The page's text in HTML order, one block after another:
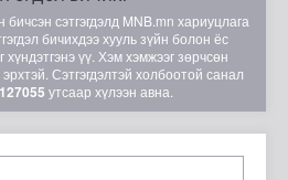
сэтгэгдэлд MNB.mn хариуцлага
бичихдээ хууль зүйн болон ёс
үү. Хэм хэмжээг зөрчсөн
эрхтэй. Сэтгэгдэлтэй холбоотой санал
утсаар хүлээн авна.